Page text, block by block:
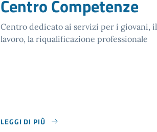
Centro Competenze
Centro dedicato ai servizi per i giovani, il
lavoro, la riqualificazione professionale
LEGGI DI PIÙ
SU CENTRO COMPETENZE